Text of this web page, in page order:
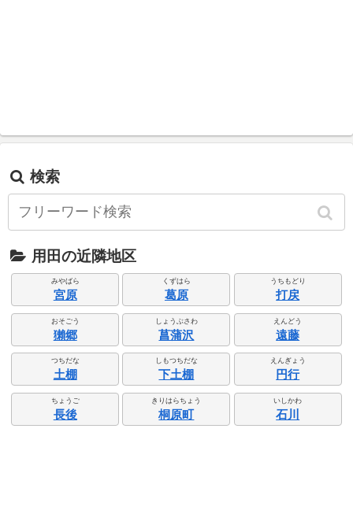
検索
用田の近隣地区
みやばら
宮原
くずはら
葛原
うちもどり
打戻
おそごう
獺郷
しょうぶさわ
菖蒲沢
えんどう
遠藤
つちだな
土棚
しもつちだな
下土棚
えんぎょう
円行
ちょうご
長後
きりはらちょう
桐原町
いしかわ
石川